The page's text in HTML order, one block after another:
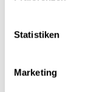
Statistiken
Marketing